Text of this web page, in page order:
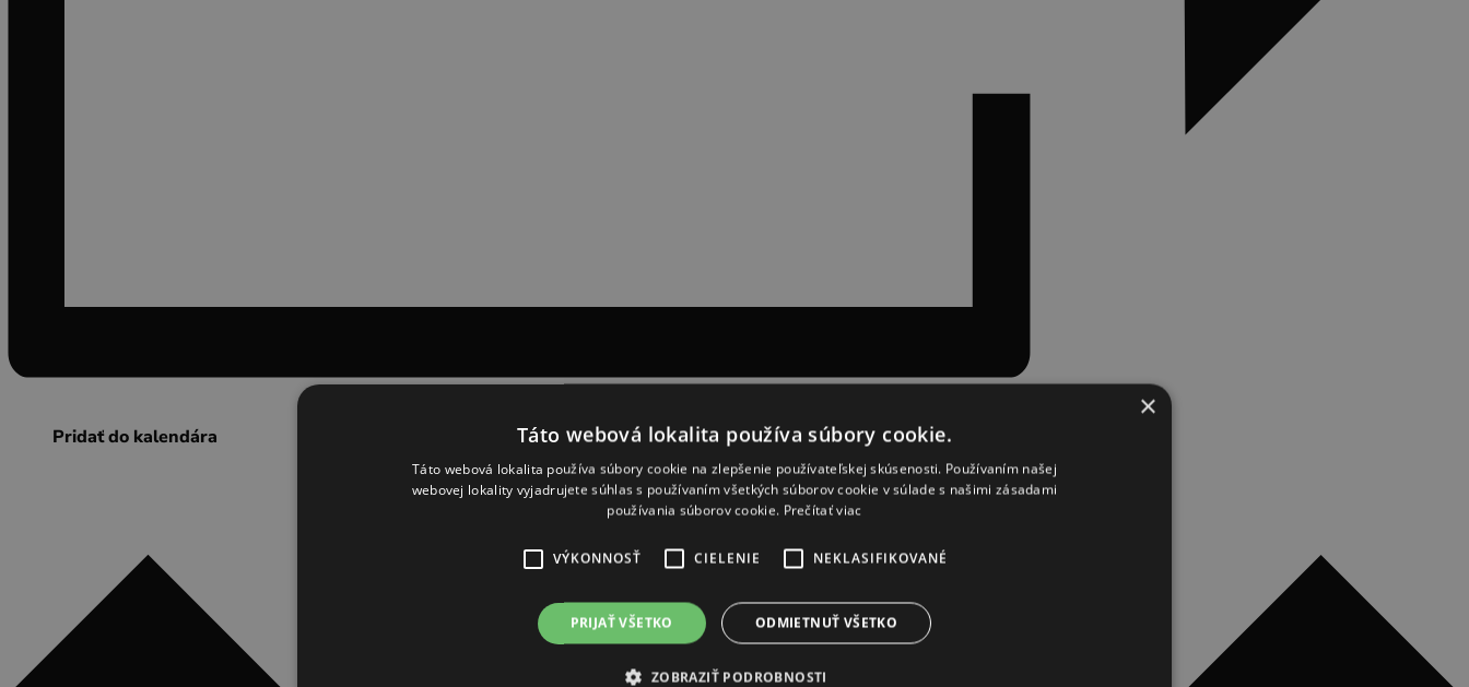
Pridať do kalendára
×
Táto webová lokalita používa súbory cookie.
Táto webová lokalita používa súbory cookie na zlepšenie používateľskej skúsenosti. Používaním našej
webovej lokality vyjadrujete súhlas s používaním všetkých súborov cookie v súlade s našimi zásadami
používania súborov cookie. Prečítať viac
VÝKONNOSŤ CIELENIE NEKLASIFIKOVANÉ
PRIJAŤ VŠETKO ODMIETNUŤ VŠETKO
ZOBRAZIŤ PODROBNOSTI